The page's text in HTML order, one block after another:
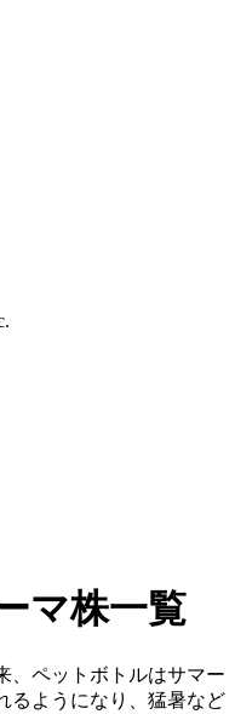
マ株一覧
、ペットボトルはサマー
るようになり、猛暑など